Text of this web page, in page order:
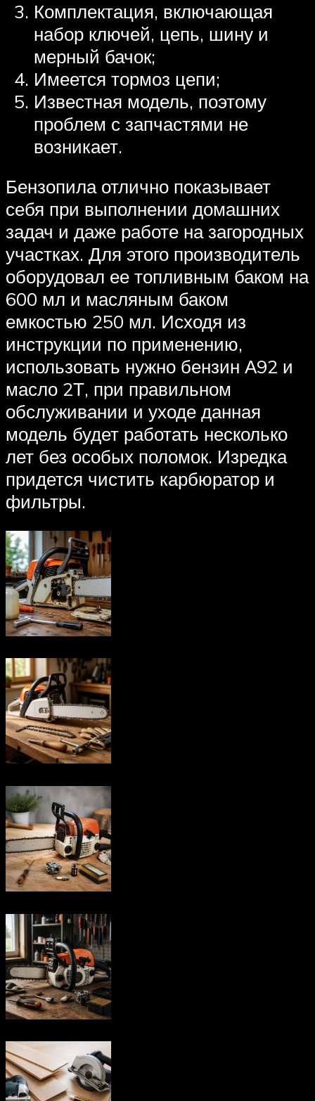
Комплектация, включающая
набор ключей, цепь, шину и
мерный бачок;
Имеется тормоз цепи;
Известная модель, поэтому
проблем с запчастями не
возникает.
Бензопила отлично показывает
себя при выполнении домашних
задач и даже работе на загородных
участках. Для этого производитель
оборудовал ее топливным баком на
600 мл и масляным баком
емкостью 250 мл. Исходя из
инструкции по применению,
использовать нужно бензин А92 и
масло 2Т, при правильном
обслуживании и уходе данная
модель будет работать несколько
лет без особых поломок. Изредка
придется чистить карбюратор и
фильтры.